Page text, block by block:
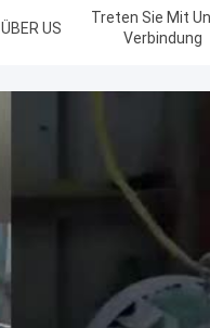
ÜBER US
Treten Sie Mit
Verbindung